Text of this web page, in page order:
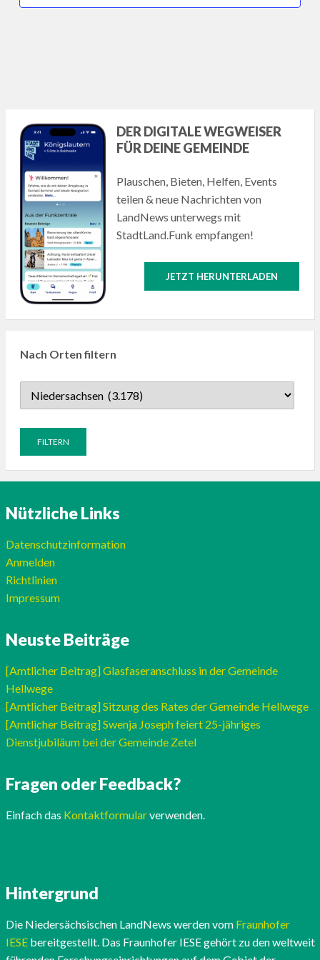
DER DIGITALE WEGWEISER
FÜR DEINE GEMEINDE
Plauschen, Bieten, Helfen, Events
teilen & neue Nachrichten von
LandNews unterwegs mit
StadtLand.Funk empfangen!
JETZT HERUNTERLADEN
Nach Orten filtern
Nützliche Links
Datenschutzinformation
Anmelden
Richtlinien
Impressum
Neuste Beiträge
[Amtlicher Beitrag] Glasfaseranschluss in der Gemeinde
Hellwege
[Amtlicher Beitrag] Sitzung des Rates der Gemeinde Hellwege
[Amtlicher Beitrag] Swenja Joseph feiert 25-jähriges
Dienstjubiläum bei der Gemeinde Zetel
Fragen oder Feedback?
Einfach das Kontaktformularverwenden.
Hintergrund
Die Niedersächsischen LandNews werden vom Fraunhofer
IESEbereitgestellt. Das Fraunhofer IESE gehört zu den weltweit